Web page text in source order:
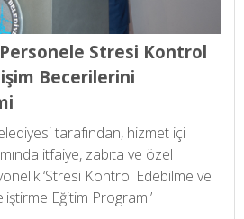
Stresi Kontrol
Becerilerini
tarafından, hizmet içi
itfaiye, zabıta ve özel
‘Stresi Kontrol Edebilme ve
Eğitim Programı’